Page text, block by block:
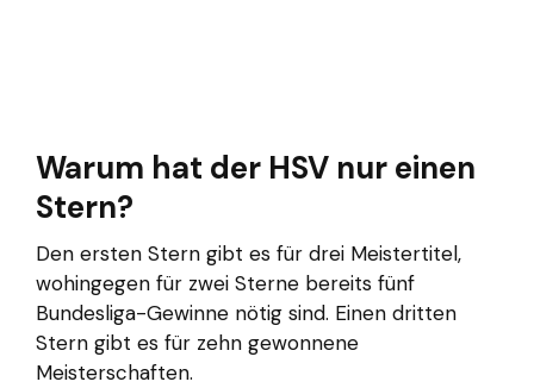
Warum hat der HSV nur einen
Stern?
Den ersten Stern gibt es für drei Meistertitel,
wohingegen für zwei Sterne bereits fünf
Bundesliga-Gewinne nötig sind. Einen dritten
Stern gibt es für zehn gewonnene
Meisterschaften.